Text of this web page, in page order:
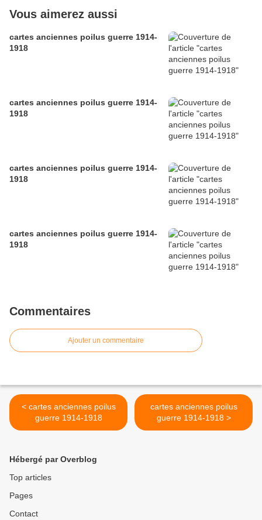
Vous aimerez aussi
cartes anciennes poilus guerre 1914-
1918
cartes anciennes poilus guerre 1914-
1918
cartes anciennes poilus guerre 1914-
1918
cartes anciennes poilus guerre 1914-
1918
Commentaires
Ajouter un commentaire
< cartes anciennes poilus
guerre 1914-1918
cartes anciennes poilus
guerre 1914-1918 >
Hébergé par Overblog
Top articles
Pages
Contact